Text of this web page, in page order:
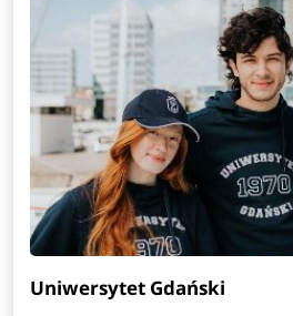
Uniwersytet Gdański